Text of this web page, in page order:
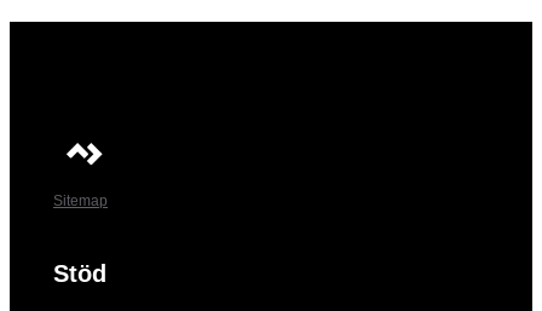
Sitemap
Stöd